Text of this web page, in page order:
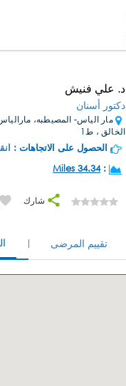
د. علي فنيش
دكتور أسنان
مار الياس- المصيطبه،
الخالق ، ط1
الحصول على الاتجاهات :
:
34.34 Miles
شارك
تقييم المرضى